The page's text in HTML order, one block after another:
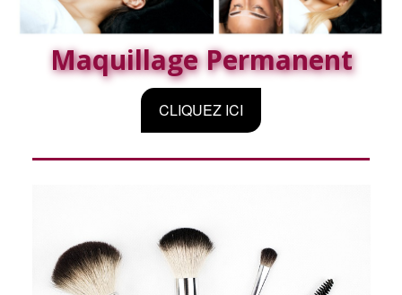
Maquillage Permanent
CLIQUEZ ICI